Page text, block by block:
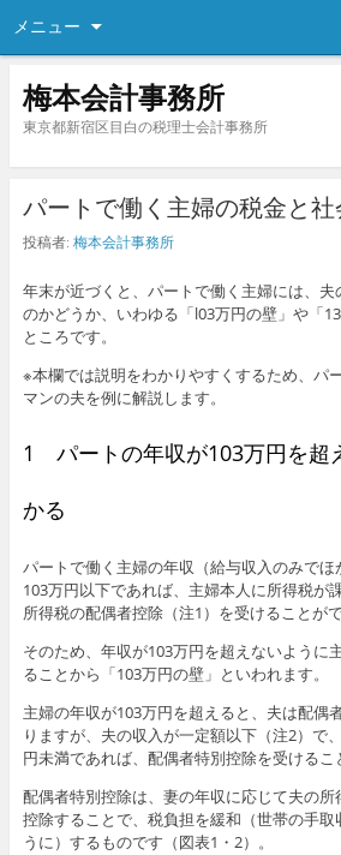
メニュー
梅本会計事務所
東京都新宿区目白の税理士会計事務所
パートで働く主婦の税金と
投稿者: 梅本会計事務所
年末が近づくと、パートで働く主婦には、
のかどうか、いわゆる「l03万円の壁」や「
ところです。
※本欄では説明をわかりやすくするため、パ
マンの夫を例に解説します。
1 パートの年収が103万円を超
かる
パートで働く主婦の年収（給与収入のみで
103万円以下であれば、主婦本人に所得税が
所得税の配偶者控除（注1）を受けることがで
そのため、年収が103万円を超えないように
ることから「103万円の壁」といわれます。
主婦の年収が103万円を超えると、夫は配偶
りますが、夫の収入が一定額以下（注2）で
円未満であれば、配偶者特別控除を受けるこ
配偶者特別控除は、妻の年収に応じて夫の所
控除することで、税負担を緩和（世帯の手取
うに）するものです（図表1・2）。